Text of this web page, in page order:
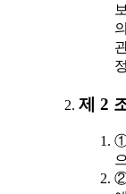
제 2
①
②